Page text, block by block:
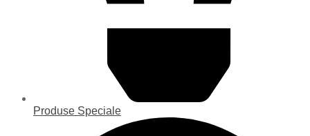
Produse Speciale